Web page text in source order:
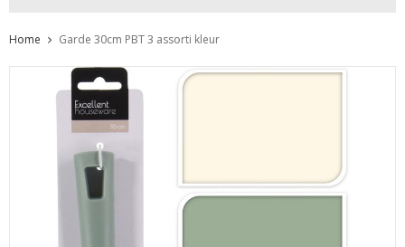
Home Garde 30cm PBT 3 assorti kleur